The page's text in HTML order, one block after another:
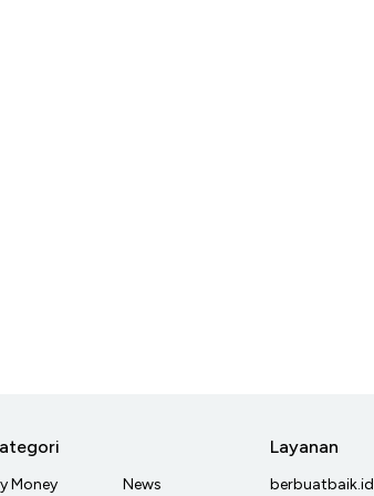
Money News
Layanan
berbuatbaik.id